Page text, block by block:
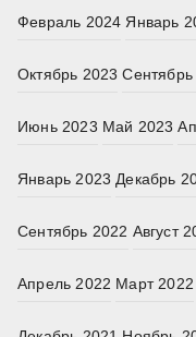
Февраль 2024 Январь
Октябрь 2023 Сентябрь
Июнь 2023 Май 2023
Январь 2023 Декабрь
Сентябрь 2022 Август
Апрель 2022 Март 2022